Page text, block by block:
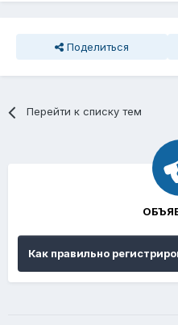
Поделиться
Перейти к списку тем
Как правильно